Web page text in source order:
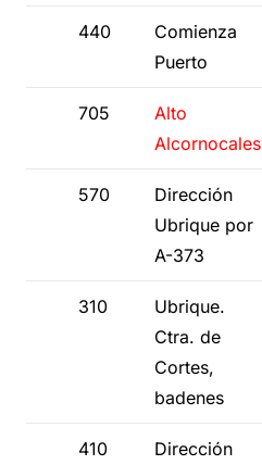
440
Comienza
Puerto
705
Alto
Alcornocales
570
Dirección
Ubrique por
A-373
310
Ubrique.
Ctra. de
Cortes,
badenes
410
Dirección